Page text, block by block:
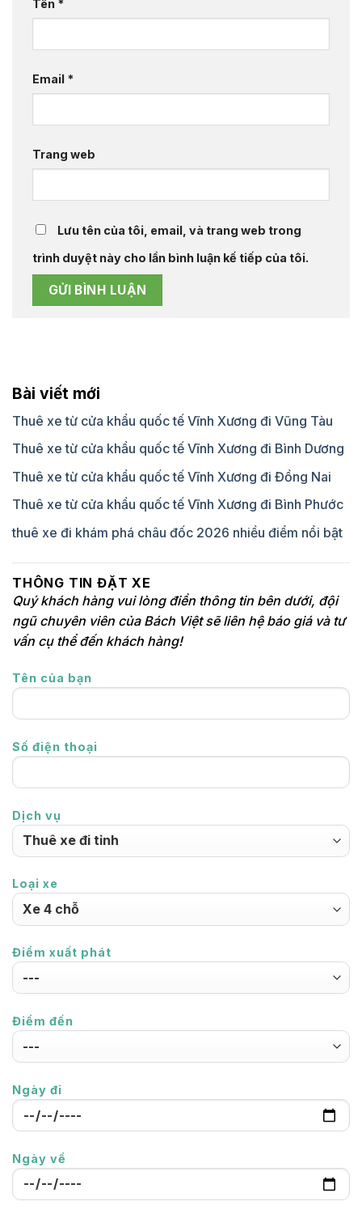
Tên *
Email *
Trang web
Lưu tên của tôi, email, và trang web trong
trình duyệt này cho lần bình luận kế tiếp của tôi.
Bài viết mới
Thuê xe từ cửa khẩu quốc tế Vĩnh Xương đi Vũng Tàu
Thuê xe từ cửa khẩu quốc tế Vĩnh Xương đi Bình Dương
Thuê xe từ cửa khẩu quốc tế Vĩnh Xương đi Đồng Nai
Thuê xe từ cửa khẩu quốc tế Vĩnh Xương đi Bình Phước
thuê xe đi khám phá châu đốc 2026 nhiều điểm nổi bật
THÔNG TIN ĐẶT XE
Quý khách hàng vui lòng điền thông tin bên dưới, đội
ngũ chuyên viên của Bách Việt sẽ liên hệ báo giá và tư
vấn cụ thể đến khách hàng!
Tên của bạn
Số điện thoại
Dịch vụ
Loại xe
Điểm xuất phát
Điểm đến
Ngày đi
Ngày về